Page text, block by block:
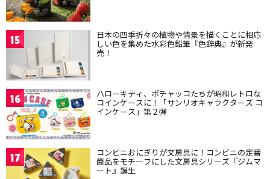
15 日本の四季折々の植物や情景を描くことに相応
しい色を集めた水彩色鉛筆『色辞典』が新発
売！
16 ハローキティ、ポチャッコたちが昭和レトロな
コインケースに！「サンリオキャラクターズ コ
インケース」第２弾
17 コンビニおにぎりが文房具に！コンビニの定番
商品をモチーフにした文房具シリーズ『ジムマ
ート』誕生